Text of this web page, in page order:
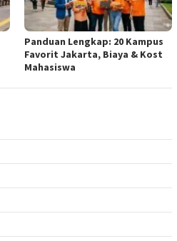
Panduan Lengkap: 20 Kampus
Favorit Jakarta, Biaya & Kost
Mahasiswa